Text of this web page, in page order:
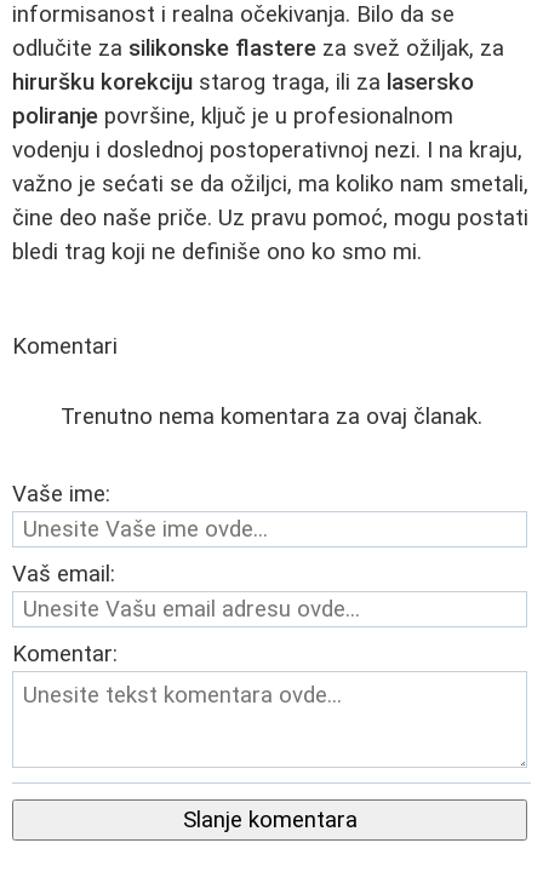
informisanost i realna očekivanja. Bilo da se
odlučite za silikonske flastere za svež ožiljak, za
hiruršku korekciju starog traga, ili za lasersko
poliranje površine, ključ je u profesionalnom
vodenju i doslednoj postoperativnoj nezi. I na kraju,
važno je sećati se da ožiljci, ma koliko nam smetali,
čine deo naše priče. Uz pravu pomoć, mogu postati
bledi trag koji ne definiše ono ko smo mi.
Komentari
Trenutno nema komentara za ovaj članak.
Vaše ime:
Vaš email:
Komentar:
Slanje komentara